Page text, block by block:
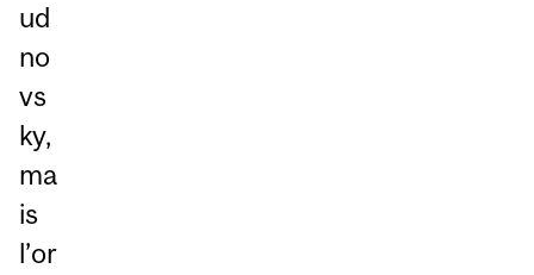
ud
no
vs
ky,
ma
is
l’or